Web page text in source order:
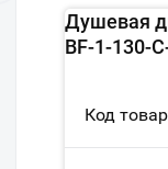
Душевая
BF-1-130-
Код